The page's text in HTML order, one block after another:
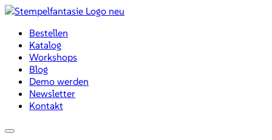
Zum
wechselnBestellen
Katalog
Workshops
Blog
Demo werden
Newsletter
Kontakt
Menü